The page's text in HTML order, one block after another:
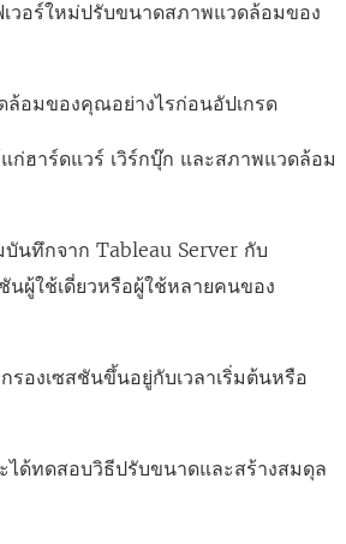
วอร์ใหม่ปรับขนาดสภาพแวดล้อมของ
ล้อมของคุณอย่างไรก่อนอัปเกรด
ก่ฮาร์ดแวร์ เวิร์กบุ๊ก และสภาพแวดล้อม
บันทึกจาก Tableau Server กับ
นผู้ใช้เดี่ยวหรือผู้ใช้หลายคนของ
รองเซสชันขึ้นอยู่กับเวลาเริ่มต้นหรือ
ได้ทดสอบวิธีปรับขนาดและสร้างสมดุล